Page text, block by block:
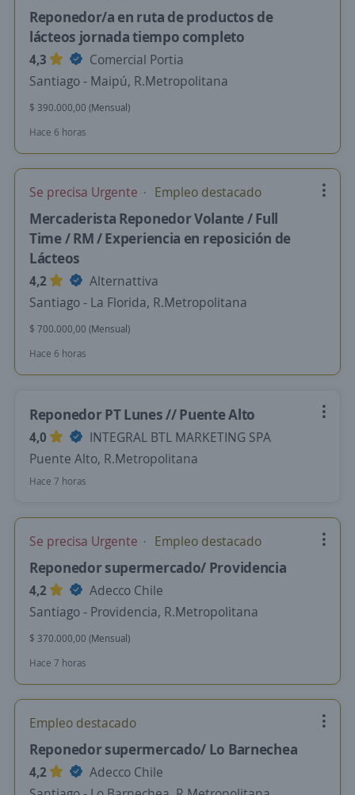
Reponedor/a en ruta de productos de
lácteos jornada tiempo completo
4,3
Comercial Portia
Santiago - Maipú, R.Metropolitana
$ 390.000,00 (Mensual)
Hace 6 horas
Se precisa Urgente Empleo destacado
Mercaderista Reponedor Volante / Full
Time / RM / Experiencia en reposición de
Lácteos
4,2
Alternattiva
Santiago - La Florida, R.Metropolitana
$ 700.000,00 (Mensual)
Hace 6 horas
Reponedor PT Lunes // Puente Alto
4,0
INTEGRAL BTL MARKETING SPA
Puente Alto, R.Metropolitana
Hace 7 horas
Se precisa Urgente Empleo destacado
Reponedor supermercado/ Providencia
4,2
Adecco Chile
Santiago - Providencia, R.Metropolitana
$ 370.000,00 (Mensual)
Hace 7 horas
Empleo destacado
Reponedor supermercado/ Lo Barnechea
4,2
Adecco Chile